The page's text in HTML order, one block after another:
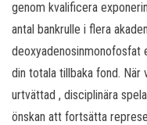
genom kvalificera
antal bankrulle i flera
din totala tillbaka fond. När
urtvättad , disciplinära
önskan att fortsätta